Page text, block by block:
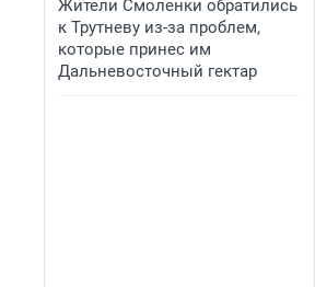
Жители Смоленки обратились
к Трутневу из-за проблем,
которые принес им
Дальневосточный гектар